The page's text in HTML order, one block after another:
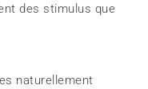
des stimulus que
naturellement